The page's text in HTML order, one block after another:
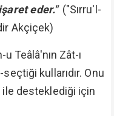
eder." ("Sırru'l-
Akçiçek)
Teâlâ'nın Zât-ı
kullarıdır. Onu
desteklediği için